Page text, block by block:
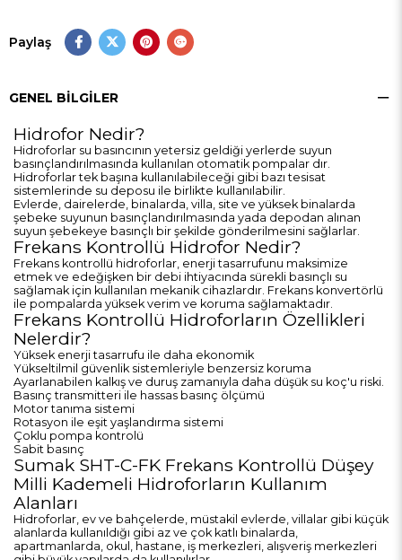
Paylaş
GENEL BILGILER
Hidrofor Nedir?
Hidroforlar su basıncının yetersiz geldiği yerlerde suyun
basınçlandırılmasında kullanılan otomatik pompalar dır.
Hidroforlar tek başına kullanılabileceği gibi bazı tesisat
sistemlerinde su deposu ile birlikte kullanılabilir.
Evlerde, dairelerde, binalarda, villa, site ve yüksek binalarda
şebeke suyunun basınçlandırılmasında yada depodan alınan
suyun şebekeye basınçlı bir şekilde gönderilmesini sağlarlar.
Frekans Kontrollü Hidrofor Nedir?
Frekans kontrollü hidroforlar, enerji tasarrufunu maksimize
etmek ve edeğişken bir debi ihtiyacında sürekli basınçlı su
sağlamak için kullanılan mekanik cihazlardır. Frekans konvertörlü
ile pompalarda yüksek verim ve koruma sağlamaktadır.
Frekans Kontrollü Hidroforların Özellikleri
Nelerdir?
Yüksek enerji tasarrufu ile daha ekonomik
Yükseltilmil güvenlik sistemleriyle benzersiz koruma
Ayarlanabilen kalkış ve duruş zamanıyla daha düşük su koç'u riski.
Basınç transmitteri ile hassas basınç ölçümü
Motor tanıma sistemi
Rotasyon ile eşit yaşlandırma sistemi
Çoklu pompa kontrolü
Sabit basınç
Sumak SHT-C-FK Frekans Kontrollü Düşey
Milli Kademeli Hidroforların Kullanım
Alanları
Hidroforlar, ev ve bahçelerde, müstakil evlerde, villalar gibi küçük
alanlarda kullanıldığı gibi az ve çok katlı binalarda,
apartmanlarda, okul, hastane, iş merkezleri, alışveriş merkezleri